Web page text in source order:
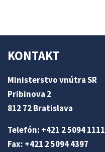
KONTAKT
Ministerstvo vnútra SR
Pribinova 2
812 72 Bratislava
Telefón: +421 2 5094 1111
Fax: +421 2 5094 4397